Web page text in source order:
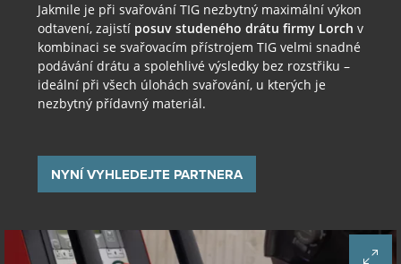
Jakmile je při svařování TIG nezbytný maximální výkon
odtavení, zajistí posuv studeného drátu firmy Lorch v
kombinaci se svařovacím přístrojem TIG velmi snadné
podávání drátu a spolehlivé výsledky bez rozstřiku –
ideální při všech úlohách svařování, u kterých je
nezbytný přídavný materiál.
NYNÍ VYHLEDEJTE PARTNERA